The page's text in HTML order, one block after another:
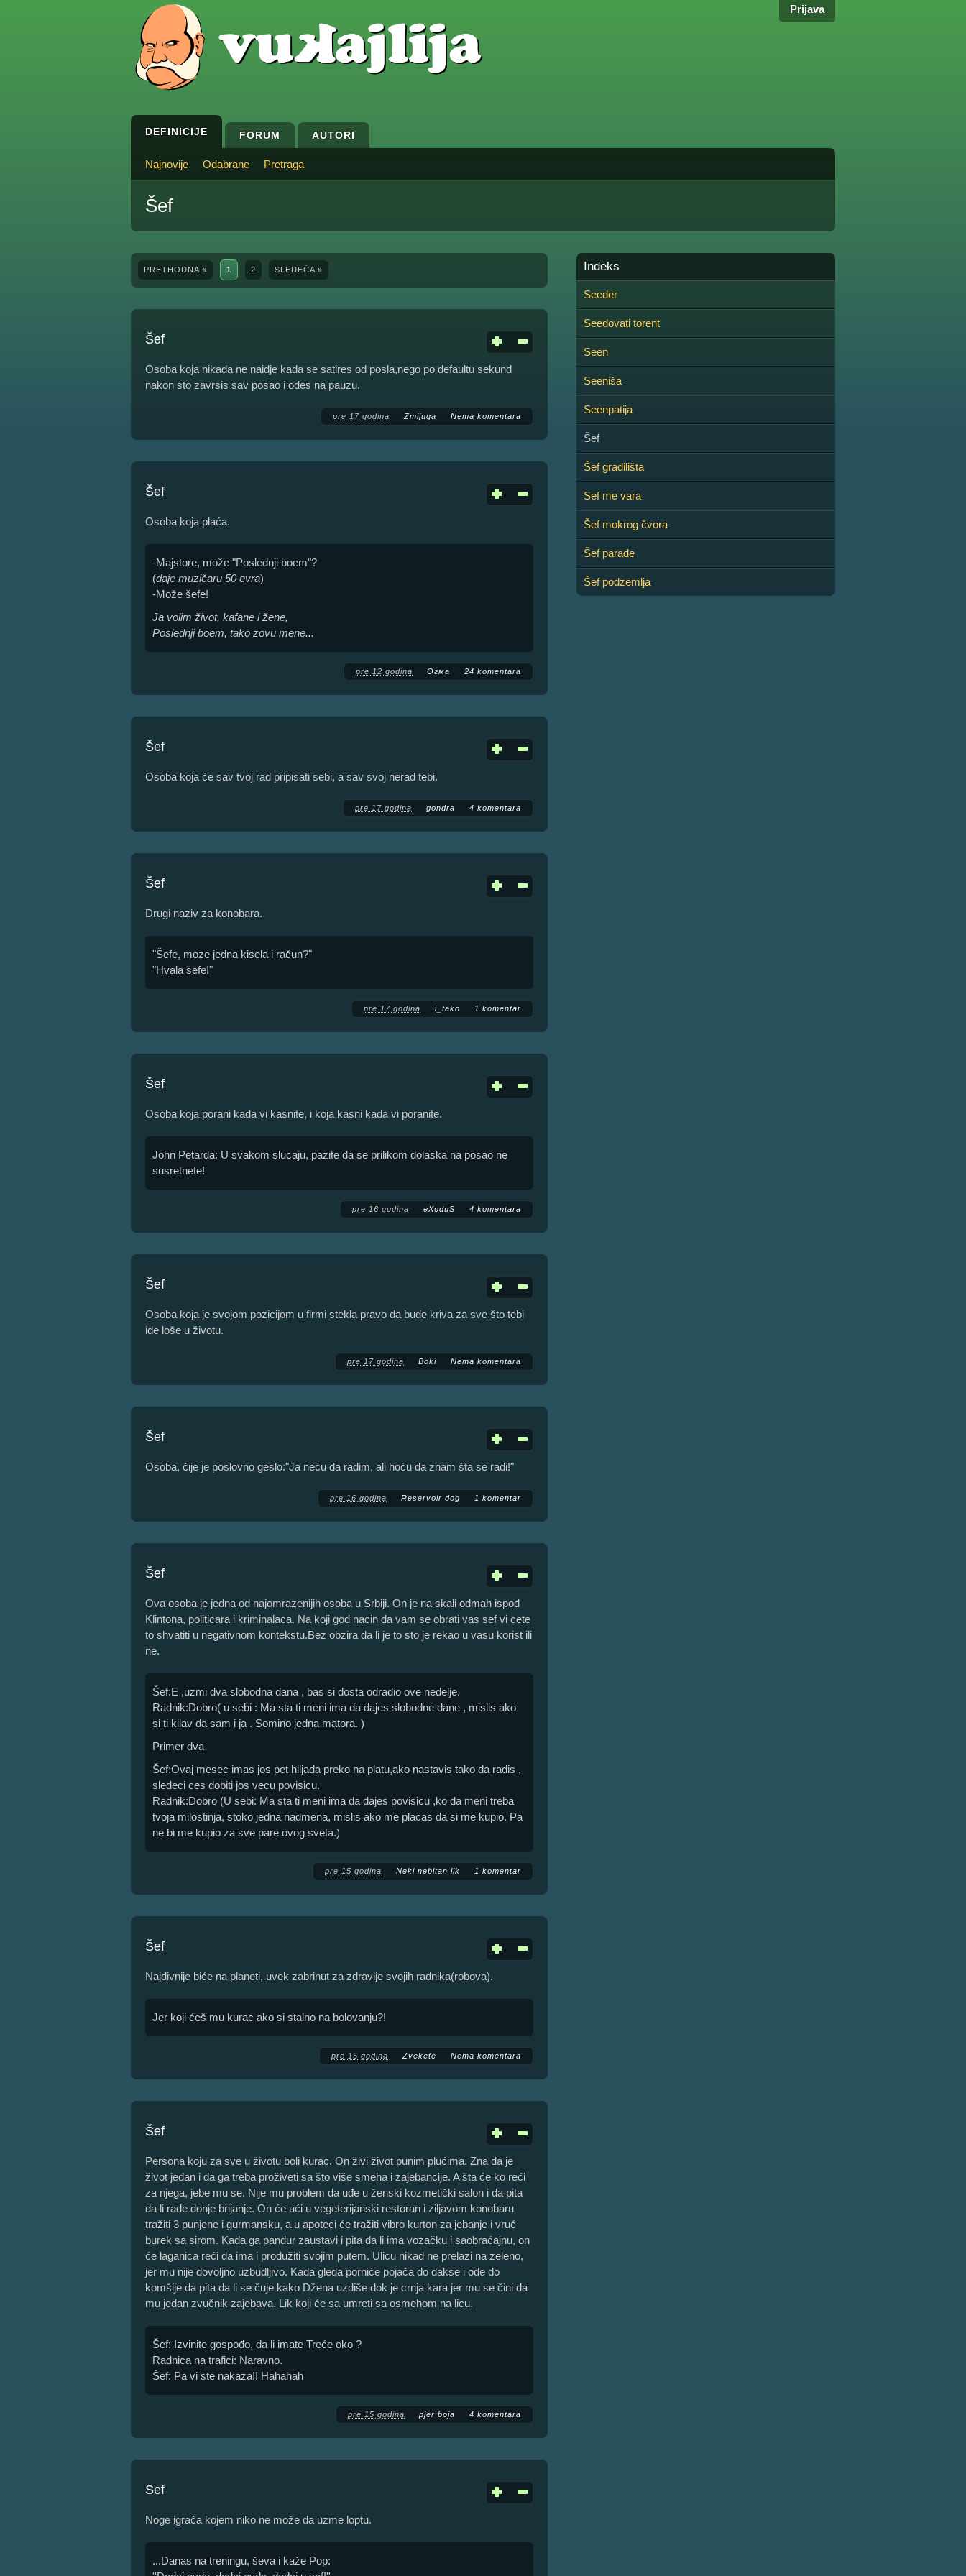
Prijava
DEFINICIJE FORUM AUTORI
Najnovije Odabrane Pretraga
Šef
PRETHODNA « 1 2 SLEDEĆA »
Šef
Osoba koja nikada ne naidje kada se satires od posla,nego po defaultu sekund
nakon sto zavrsis sav posao i odes na pauzu.
pre 17 godina Zmijuga Nema komentara
Šef
Osoba koja plaća.
-Majstore, može "Poslednji boem"?
(daje muzičaru 50 evra)
-Može šefe!
Ja volim život, kafane i žene,
Poslednji boem, tako zovu mene...
pre 12 godina Огма 24 komentara
Šef
Osoba koja će sav tvoj rad pripisati sebi, a sav svoj nerad tebi.
pre 17 godina gondra 4 komentara
Šef
Drugi naziv za konobara.
"Šefe, moze jedna kisela i račun?"
"Hvala šefe!"
pre 17 godina i_tako 1 komentar
Šef
Osoba koja porani kada vi kasnite, i koja kasni kada vi poranite.
John Petarda: U svakom slucaju, pazite da se prilikom dolaska na posao ne
susretnete!
pre 16 godina eXoduS 4 komentara
Šef
Osoba koja je svojom pozicijom u firmi stekla pravo da bude kriva za sve što tebi
ide loše u životu.
pre 17 godina Boki Nema komentara
Šef
Osoba, čije je poslovno geslo:"Ja neću da radim, ali hoću da znam šta se radi!"
pre 16 godina Reservoir dog 1 komentar
Šef
Ova osoba je jedna od najomrazenijih osoba u Srbiji. On je na skali odmah ispod
Klintona, politicara i kriminalaca. Na koji god nacin da vam se obrati vas sef vi cete
to shvatiti u negativnom kontekstu.Bez obzira da li je to sto je rekao u vasu korist ili
ne.
Šef:E ,uzmi dva slobodna dana , bas si dosta odradio ove nedelje.
Radnik:Dobro( u sebi : Ma sta ti meni ima da dajes slobodne dane , mislis ako
si ti kilav da sam i ja . Somino jedna matora. )
Primer dva
Šef:Ovaj mesec imas jos pet hiljada preko na platu,ako nastavis tako da radis ,
sledeci ces dobiti jos vecu povisicu.
Radnik:Dobro (U sebi: Ma sta ti meni ima da dajes povisicu ,ko da meni treba
tvoja milostinja, stoko jedna nadmena, mislis ako me placas da si me kupio. Pa
ne bi me kupio za sve pare ovog sveta.)
pre 15 godina Neki nebitan lik 1 komentar
Šef
Najdivnije biće na planeti, uvek zabrinut za zdravlje svojih radnika(robova).
Jer koji ćeš mu kurac ako si stalno na bolovanju?!
pre 15 godina Zvekete Nema komentara
Šef
Persona koju za sve u životu boli kurac. On živi život punim plućima. Zna da je
život jedan i da ga treba proživeti sa što više smeha i zajebancije. A šta će ko reći
za njega, jebe mu se. Nije mu problem da uđe u ženski kozmetički salon i da pita
da li rade donje brijanje. On će ući u vegeterijanski restoran i ziljavom konobaru
tražiti 3 punjene i gurmansku, a u apoteci će tražiti vibro kurton za jebanje i vruć
burek sa sirom. Kada ga pandur zaustavi i pita da li ima vozačku i saobraćajnu, on
će laganica reći da ima i produžiti svojim putem. Ulicu nikad ne prelazi na zeleno,
jer mu nije dovoljno uzbudljivo. Kada gleda porniće pojača do dakse i ode do
komšije da pita da li se čuje kako Džena uzdiše dok je crnja kara jer mu se čini da
mu jedan zvučnik zajebava. Lik koji će sa umreti sa osmehom na licu.
Šef: Izvinite gospođo, da li imate Treće oko ?
Radnica na trafici: Naravno.
Šef: Pa vi ste nakaza!! Hahahah
pre 15 godina pjer boja 4 komentara
Sef
Noge igrača kojem niko ne može da uzme loptu.
...Danas na treningu, ševa i kaže Pop:
Indeks
Seeder
Seedovati torent
Seen
Seeniša
Seenpatija
Šef
Šef gradilišta
Sef me vara
Šef mokrog čvora
Šef parade
Šef podzemlja